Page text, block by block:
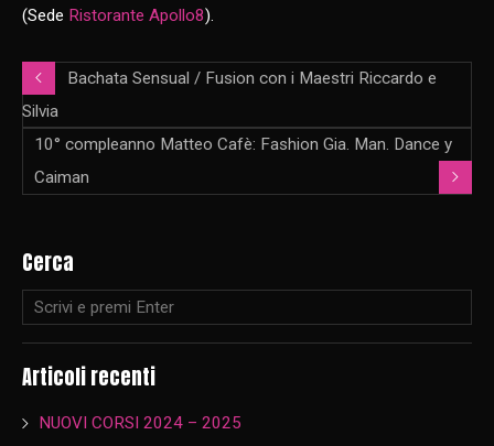
(Sede Ristorante Apollo8).
Bachata Sensual / Fusion con i Maestri Riccardo e
Silvia
10° compleanno Matteo Cafè: Fashion Gia. Man. Dance y
Caiman
Cerca
Articoli recenti
NUOVI CORSI 2024 – 2025